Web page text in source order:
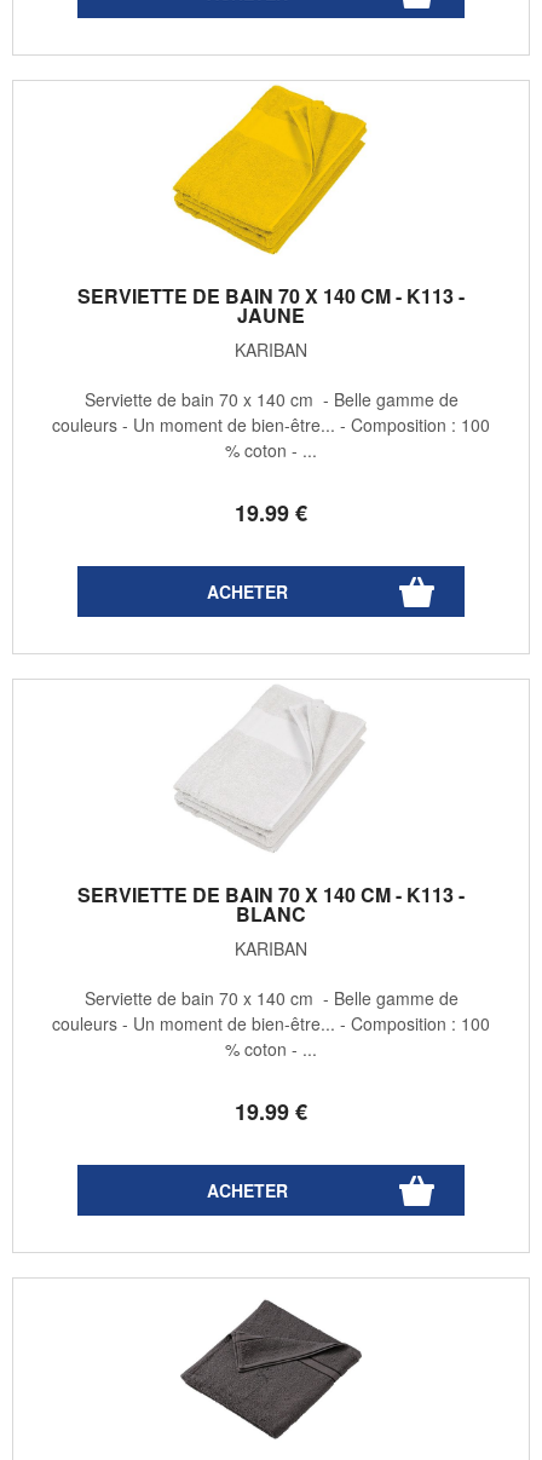
SERVIETTE DE BAIN 70 X 140 CM - K113 -
JAUNE
KARIBAN
19.99€
Serviette de bain 70 x 140 cm - Belle gamme de
couleurs - Un moment de bien-être... - Composition : 100
% coton - ...
SERVIETTE DE BAIN 70 X 140 CM - K113 -
BLANC
KARIBAN
19.99€
Serviette de bain 70 x 140 cm - Belle gamme de
couleurs - Un moment de bien-être... - Composition : 100
% coton - ...